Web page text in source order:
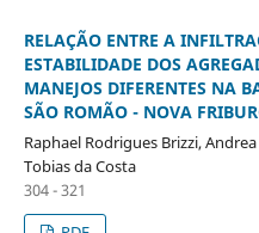
RELAÇÃO ENTRE A
ESTABILIDADE DOS
MANEJOS DIFERENTES NA
SÃO ROMÃO - NOVA
Raphael Rodrigues Brizzi,
Tobias da Costa
304 - 321